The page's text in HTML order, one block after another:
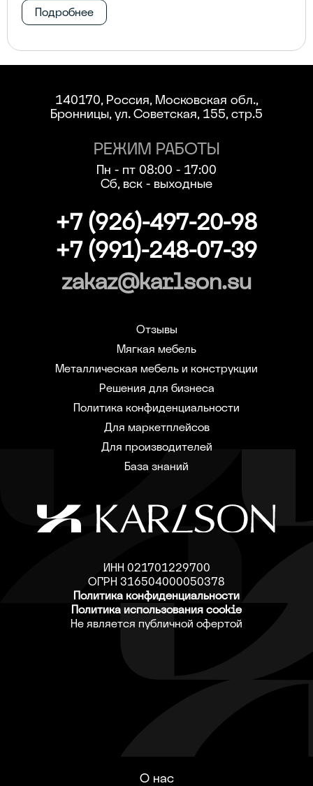
Подробнее
140170, Россия, Московская обл.,
Бронницы, ул. Советская, 155, стр.5
РЕЖИМ РАБОТЫ
Пн - пт 08:00 - 17:00
Сб, вск - выходные
+7 (926)-497-20-98
+7 (991)-248-07-39
zakaz@karlson.su
Отзывы
Мягкая мебель
Металлическая мебель и конструкции
Решения для бизнеса
Политика конфиденциальности
Для маркетплейсов
Для производителей
База знаний
ИНН 021701229700
ОГРН 316504000050378
Политика конфиденциальности
Политика использования cookie
Не является публичной офертой
О нас